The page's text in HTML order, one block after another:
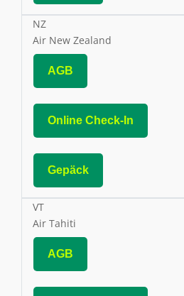
NZ
Air New Zealand
AGB
Online Check-In
Gepäck
VT
Air Tahiti
AGB